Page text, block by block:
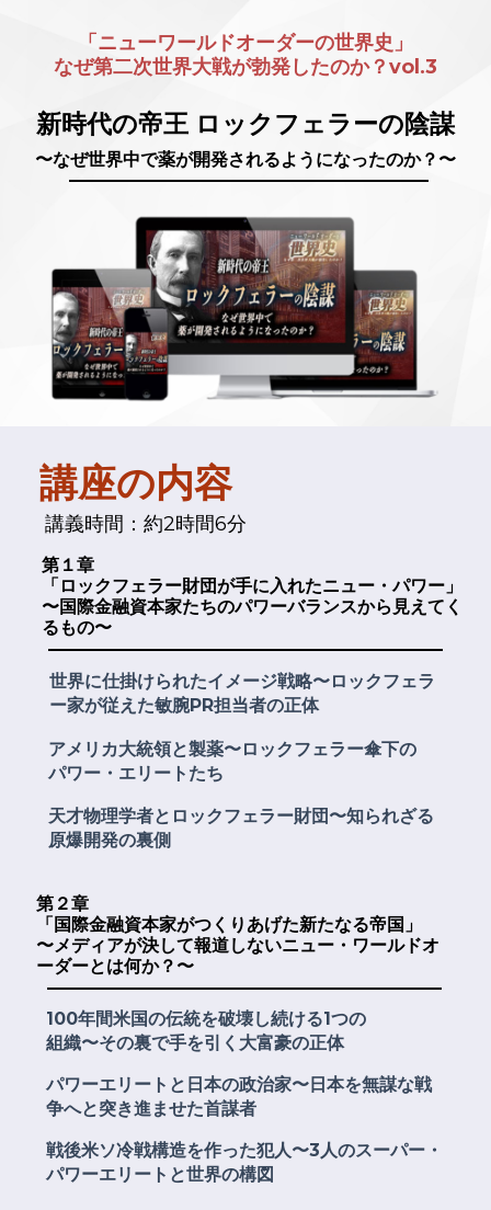
「ニューワールドオーダーの世界史」
なぜ第二次世界大戦が勃発したのか？vol.3
新時代の帝王 ロックフェラーの陰謀
〜なぜ世界中で薬が開発されるようになったのか？〜
講座の内容
講義時間：約2時間6分
第１章
「ロックフェラー財団が手に入れたニュー・パワー」
〜国際金融資本家たちのパワーバランスから見えてく
るもの〜
世界に仕掛けられたイメージ戦略〜ロックフェラ
ー家が従えた敏腕PR担当者の正体
アメリカ大統領と製薬〜ロックフェラー傘下の
パワー・エリートたち
天才物理学者とロックフェラー財団〜知られざる
原爆開発の裏側
第２章
「国際金融資本家がつくりあげた新たなる帝国」
〜メディアが決して報道しないニュー・ワールドオ
ーダーとは何か？ 〜
100年間米国の伝統を破壊し続ける1つの
組織〜その裏で手を引く大富豪の正体
パワーエリートと日本の政治家〜日本を無謀な戦
争へと突き進ませた首謀者
戦後米ソ冷戦構造を作った犯人〜3人のスーパー・
パワーエリートと世界の構図